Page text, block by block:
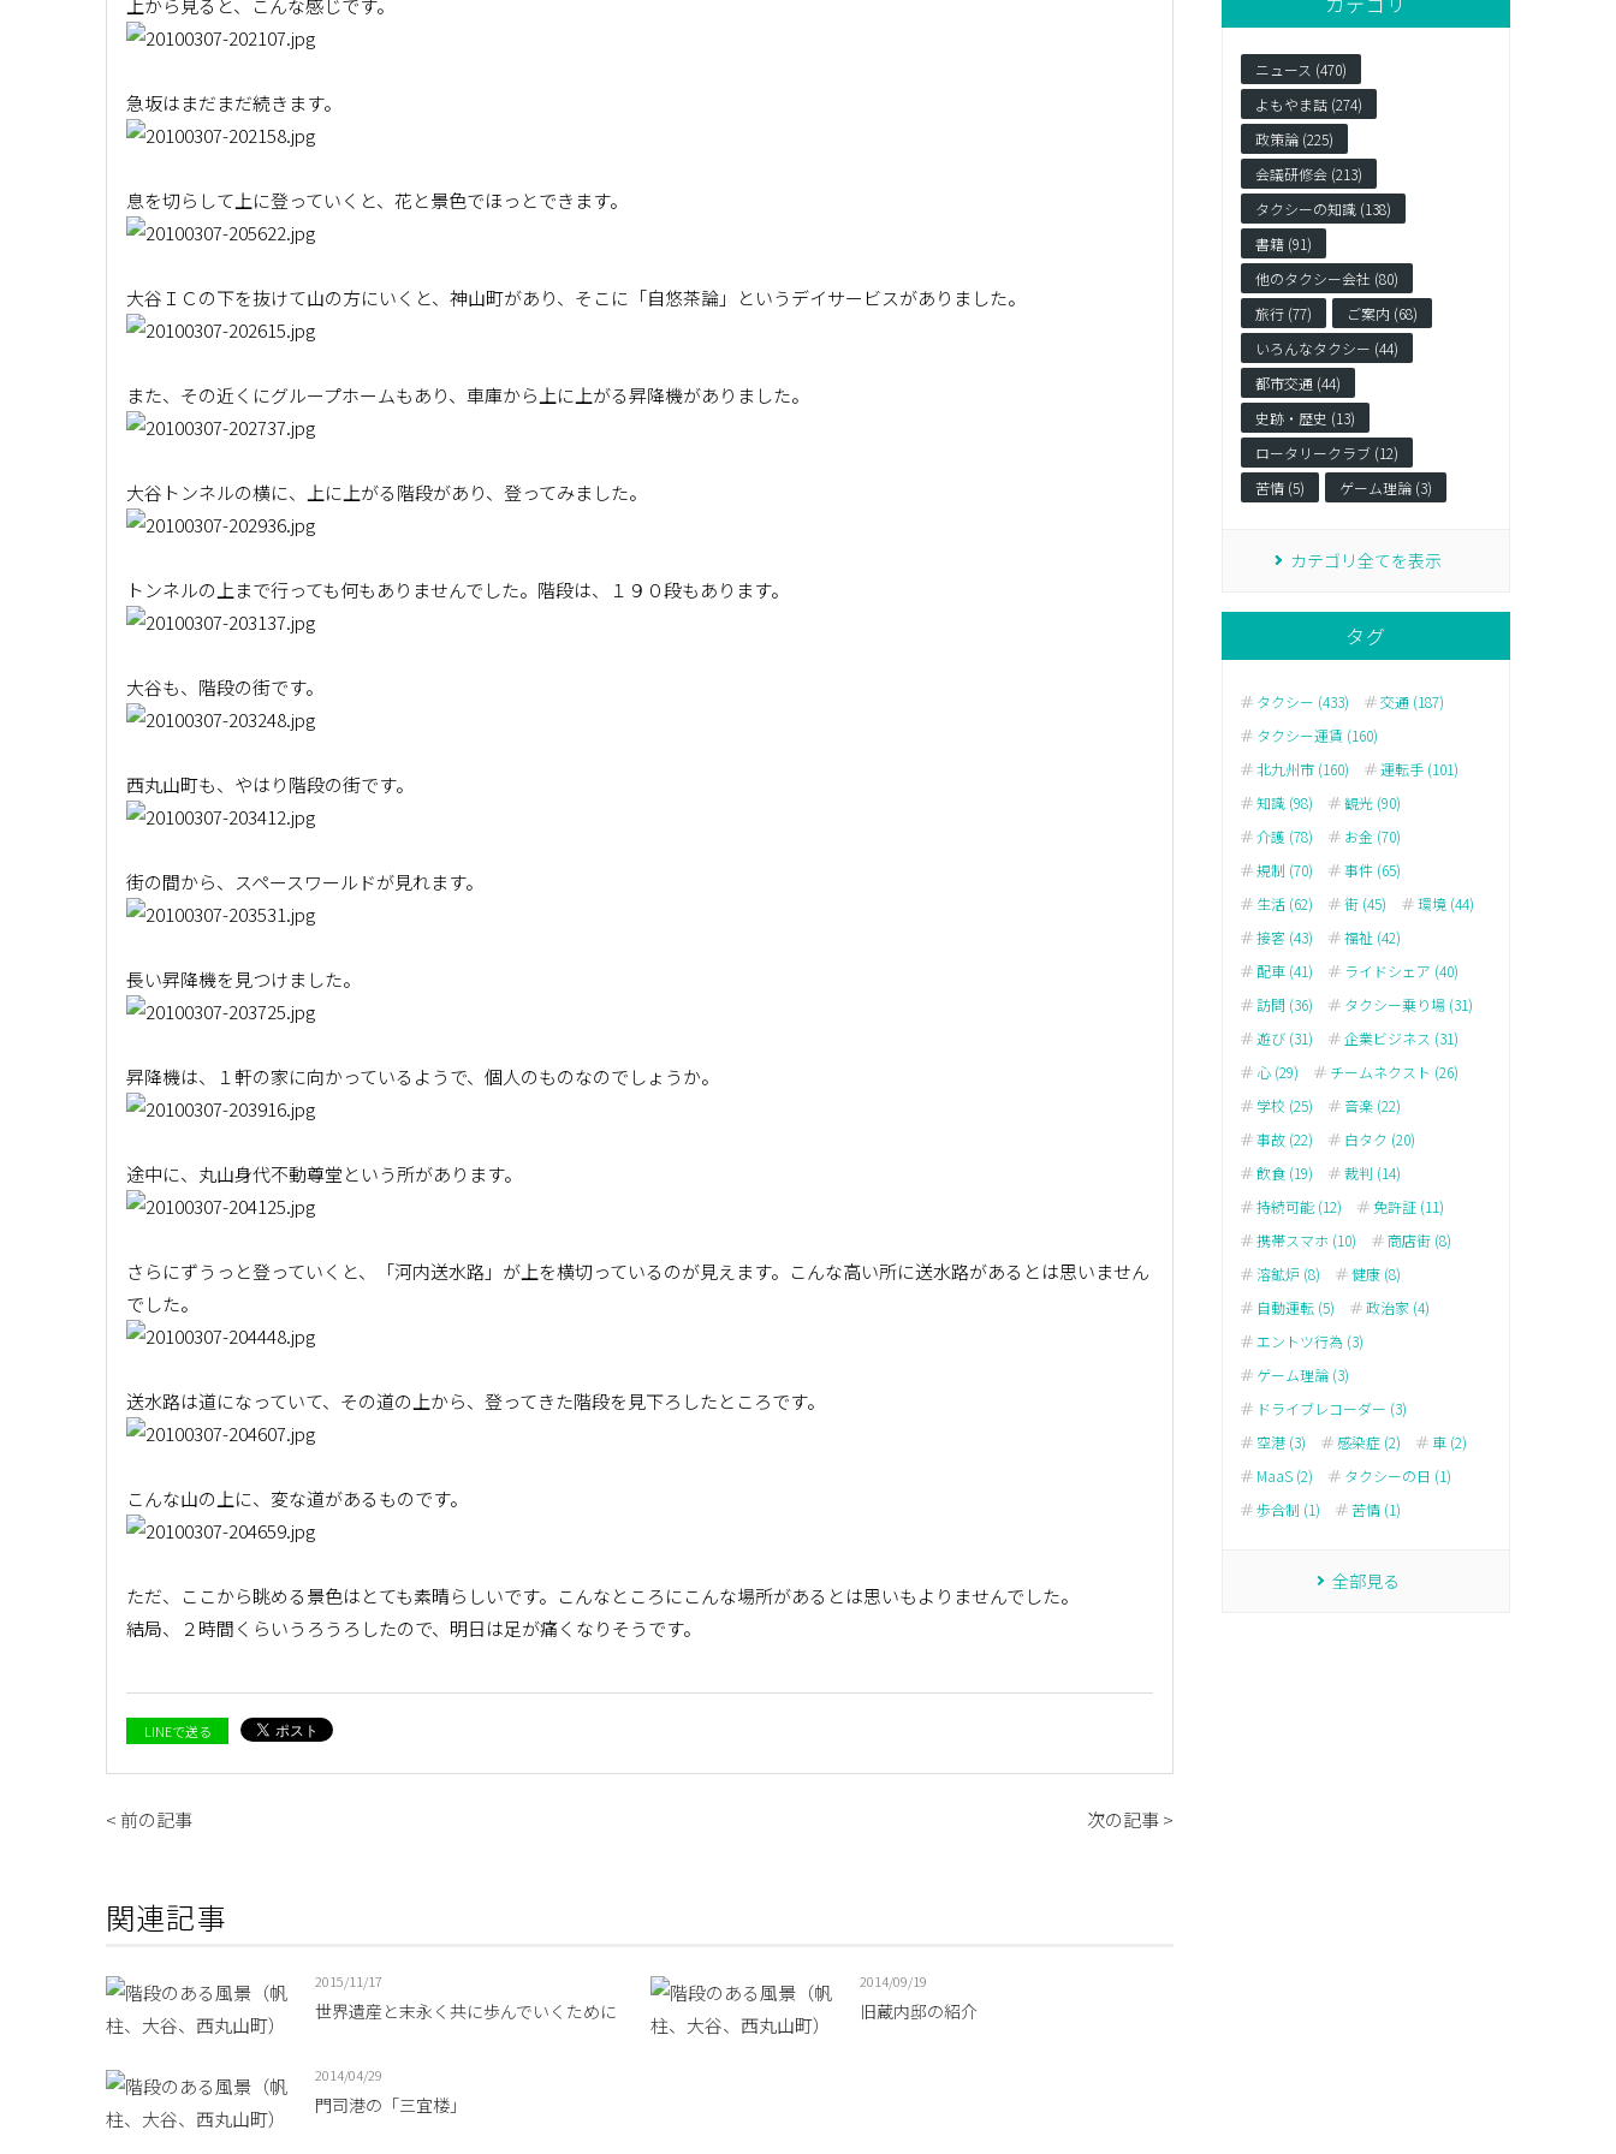
上から見ると、こんな感じです。
急坂はまだまだ続きます。
息を切らして上に登っていくと、花と景色でほっとできます。
大谷ＩＣの下を抜けて山の方にいくと、神山町があり、そこに「自悠茶論」というデイサービスがありました。
また、その近くにグループホームもあり、車庫から上に上がる昇降機がありました。
大谷トンネルの横に、上に上がる階段があり、登ってみました。
トンネルの上まで行っても何もありませんでした。階段は、１９０段もあります。
大谷も、階段の街です。
西丸山町も、やはり階段の街です。
街の間から、スペースワールドが見れます。
長い昇降機を見つけました。
昇降機は、１軒の家に向かっているようで、個人のものなのでしょうか。
途中に、丸山身代不動尊堂という所があります。
さらにずうっと登っていくと、「河内送水路」が上を横切っているのが見えます。こんな高い所に送水路があるとは思いません
でした。
送水路は道になっていて、その道の上から、登ってきた階段を見下ろしたところです。
こんな山の上に、変な道があるものです。
ただ、ここから眺める景色はとても素晴らしいです。こんなところにこんな場所があるとは思いもよりませんでした。
結局、２時間くらいうろうろしたので、明日は足が痛くなりそうです。
LINEで送る
< 前の記事 次の記事 >
関連記事
2015/11/17
世界遺産と末永く共に歩んでいくために
2014/09/19
旧蔵内邸の紹介
2014/04/29
門司港の「三宜楼」
ニュース (470)
よもやま話 (274)
政策論 (225)
会議研修会 (213)
タクシーの知識 (138)
書籍 (91)
他のタクシー会社 (80)
旅行 (77)
ご案内 (68)
いろんなタクシー (44)
都市交通 (44)
史跡・歴史 (13)
ロータリークラブ (12)
苦情 (5)
ゲーム理論 (3)
カテゴリ全てを表示
タグ
タクシー (433)
交通 (187)
タクシー運賃 (160)
北九州市 (160)
運転手 (101)
知識 (98)
観光 (90)
介護 (78)
お金 (70)
規制 (70)
事件 (65)
生活 (62)
街 (45)
環境 (44)
接客 (43)
福祉 (42)
配車 (41)
ライドシェア (40)
訪問 (36)
タクシー乗り場 (31)
遊び (31)
企業ビジネス (31)
心 (29)
チームネクスト (26)
学校 (25)
音楽 (22)
事故 (22)
白タク (20)
飲食 (19)
裁判 (14)
持続可能 (12)
免許証 (11)
携帯スマホ (10)
商店街 (8)
溶鉱炉 (8)
健康 (8)
自動運転 (5)
政治家 (4)
エントツ行為 (3)
ゲーム理論 (3)
ドライブレコーダー (3)
空港 (3)
感染症 (2)
車 (2)
MaaS (2)
タクシーの日 (1)
歩合制 (1)
苦情 (1)
全部見る